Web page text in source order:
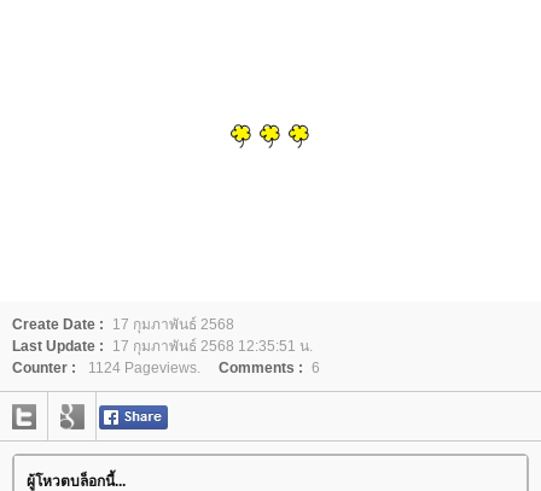
Create Date :
17 กุมภาพันธ์ 2568
Last Update :
17 กุมภาพันธ์ 2568 12:35:51 น.
Counter :
1124 Pageviews. Comments : 6
ผู้โหวตบล็อกนี้...